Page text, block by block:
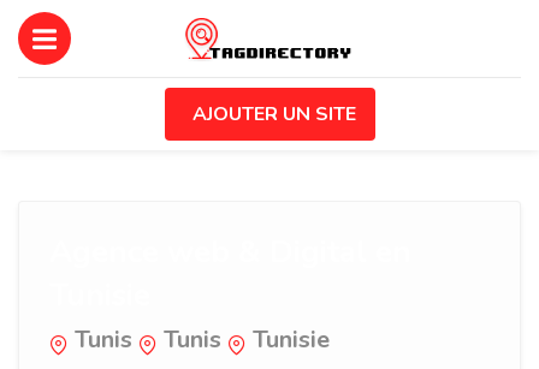
AJOUTER UN SITE
Tunis Tunis Tunisie